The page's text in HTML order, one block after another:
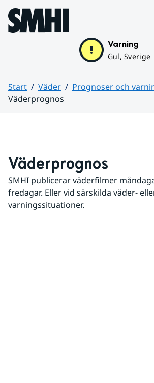
Hoppa till sidans innehåll
Varning
Gul, Sverige
Start Väder
Prognoser och
Väderprognos
Väderprognos
SMHI publicerar väderfilmer
fredagar. Eller vid särskilda väder-
varningssituationer.